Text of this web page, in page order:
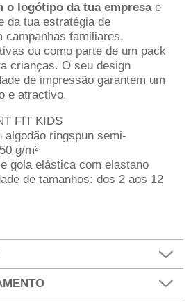
o logótipo da tua empresae
da tua estratégia de
campanhas familiares,
ou como parte de um pack
crianças. O seu design
de impressão garantem um
e atractivo.
FIT KIDS
algodão ringspun semi-
g/m²
gola elástica com elastano
de tamanhos: dos 2 aos 12